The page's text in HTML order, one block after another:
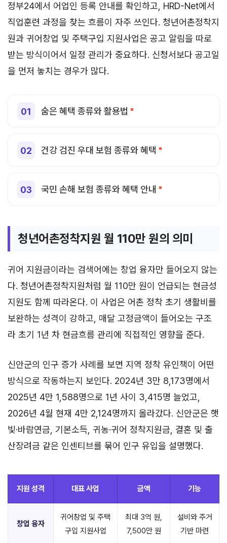
정부24에서 어업인 등록 안내를 확인하고, HRD-Net에서
직업훈련 과정을 찾는 흐름이 자주 쓰인다. 청년어촌정착지
원과 귀어창업 및 주택구입 지원사업은 공고 알림을 따로
받는 방식이어서 일정 관리가 중요하다. 신청서보다 공고일
을 먼저 놓치는 경우가 많다.
숨은 혜택 종류와 활용법
건강 검진 우대 보험 종류와 혜택
국민 손해 보험 종류와 혜택 안내
청년어촌정착지원 월 110만 원의 의미
귀어 지원금이라는 검색어에는 창업 융자만 들어오지 않는
다. 청년어촌정착지원처럼 월 110만 원이 언급되는 현금성
지원도 함께 따라온다. 이 사업은 어촌 정착 초기 생활비를
보완하는 성격이 강하고, 매달 고정금액이 들어오는 구조
라 초기 1년 차 현금흐름 관리에 직접적인 영향을 준다.
신안군의 인구 증가 사례를 보면 지역 정착 유인책이 어떤
방식으로 작동하는지 보인다. 2024년 3만 8,173명에서
2025년 4만 1,588명으로 1년 사이 3,415명 늘었고,
2026년 4월 현재 4만 2,124명까지 올라갔다. 신안군은 햇
빛·바람연금, 기본소득, 귀농·귀어 정착지원금, 결혼 및 출
산장려금 같은 인센티브를 묶어 인구 유입을 설명했다.
지원 성격 대표 사업 금액 기능
창업 융자
귀어창업 및 주택
구입 지원사업
최대 3억 원,
7,500만 원
설비와 주거
기반 마련